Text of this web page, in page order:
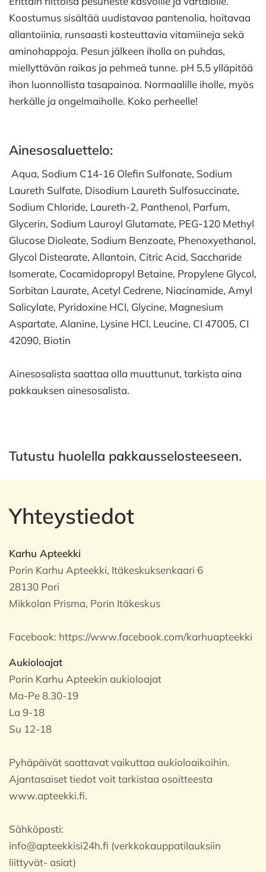
Koostumus sisältää uudistavaa pantenolia, hoitavaa
allantoiinia, runsaasti kosteuttavia vitamiineja sekä
aminohappoja. Pesun jälkeen iholla on puhdas,
miellyttävän raikas ja pehmeä tunne. pH 5,5 ylläpitää
ihon luonnollista tasapainoa. Normaalille iholle, myös
herkälle ja ongelmaiholle. Koko perheelle!
Ainesosaluettelo:
Aqua, Sodium C14-16 Olefin Sulfonate, Sodium
Laureth Sulfate, Disodium Laureth Sulfosuccinate,
Sodium Chloride, Laureth-2, Panthenol, Parfum,
Glycerin, Sodium Lauroyl Glutamate, PEG-120 Methyl
Glucose Dioleate, Sodium Benzoate, Phenoxyethanol,
Glycol Distearate, Allantoin, Citric Acid, Saccharide
Isomerate, Cocamidopropyl Betaine, Propylene Glycol,
Sorbitan Laurate, Acetyl Cedrene, Niacinamide, Amyl
Salicylate, Pyridoxine HCl, Glycine, Magnesium
Aspartate, Alanine, Lysine HCl, Leucine, CI 47005, CI
42090, Biotin
Ainesosalista saattaa olla muuttunut, tarkista aina
pakkauksen ainesosalista.
Tutustu huolella pakkausselosteeseen.
Yhteystiedot
Karhu Apteekki
Porin Karhu Apteekki, Itäkeskuksenkaari 6
28130 Pori
Mikkolan Prisma, Porin Itäkeskus
Facebook: https://www.facebook.com/karhuapteekki
Aukioloajat
Porin Karhu Apteekin aukioloajat
Ma-Pe 8.30-19
La 9-18
Su 12-18
Pyhäpäivät saattavat vaikuttaa aukioloaikoihin.
Ajantasaiset tiedot voit tarkistaa osoitteesta
www.apteekki.fi.
Sähköposti:
info@apteekkisi24h.fi (verkkokauppatilauksiin
liittyvät- asiat)